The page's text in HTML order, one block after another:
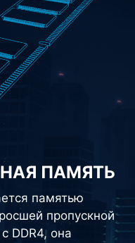
ПАМЯТЬ
памятью
пропускной
DDR4, она